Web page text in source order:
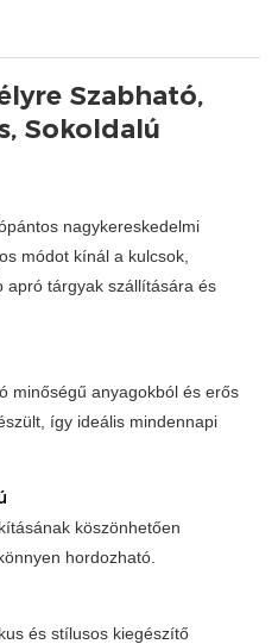
Szabható,
Sokoldalú
nagykereskedelmi
módot kínál a kulcsok,
apró tárgyak szállítására és
minőségű anyagokból és erős
így ideális mindennapi
köszönhetően
hordozható.
és stílusos kiegészítő